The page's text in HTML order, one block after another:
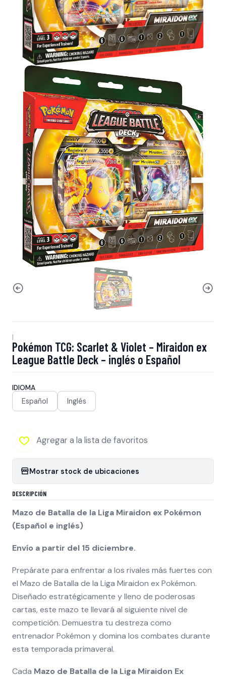
|
Pokémon TCG: Scarlet & Violet – Miraidon ex
League Battle Deck – inglés o Español
IDIOMA
Español Inglés
Agregar a la lista de favoritos
Mostrar stock de ubicaciones
DESCRIPCIÓN
Mazo de Batalla de la Liga Miraidon ex Pokémon
(Español e inglés)
Envío a partir del 15 diciembre.
Prepárate para enfrentar a los rivales más fuertes con
el Mazo de Batalla de la Liga Miraidon ex Pokémon.
Diseñado estratégicamente y lleno de poderosas
cartas, este mazo te llevará al siguiente nivel de
competición. Demuestra tu destreza como
entrenador Pokémon y domina los combates durante
esta temporada primaveral.
Cada Mazo de Batalla de la Liga Miraidon Ex